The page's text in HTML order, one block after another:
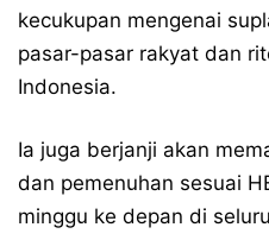
kecukupan mengenai
pasar-pasar rakyat dan
Indonesia.
Ia juga berjanji akan
dan pemenuhan sesuai
minggu ke depan di